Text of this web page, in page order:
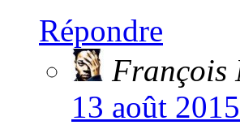
Répondre
François
13 août